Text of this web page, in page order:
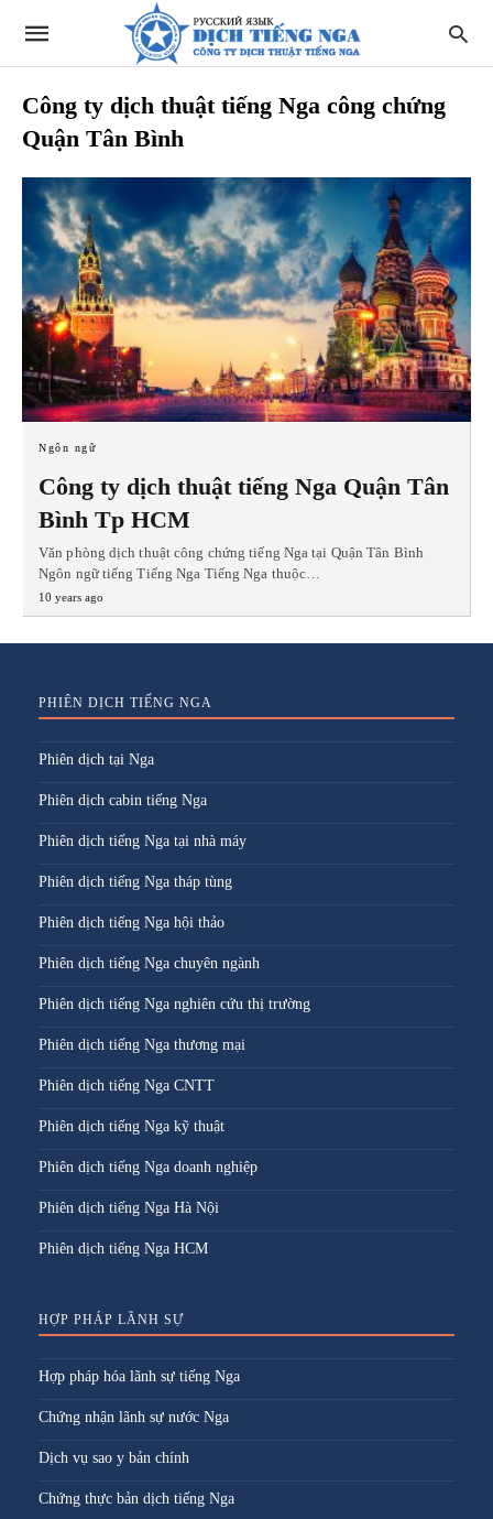
Công ty dịch thuật tiếng Nga công chứng
Quận Tân Bình
Ngôn ngữ
Công ty dịch thuật tiếng Nga Quận Tân
Bình Tp HCM
Văn phòng dịch thuật công chứng tiếng Nga tại Quận Tân Bình
Ngôn ngữ tiếng Tiếng Nga Tiếng Nga thuộc…
10 years ago
PHIÊN DỊCH TIẾNG NGA
Phiên dịch tại Nga
Phiên dịch cabin tiếng Nga
Phiên dịch tiếng Nga tại nhà máy
Phiên dịch tiếng Nga tháp tùng
Phiên dịch tiếng Nga hội thảo
Phiên dịch tiếng Nga chuyên ngành
Phiên dịch tiếng Nga nghiên cứu thị trường
Phiên dịch tiếng Nga thương mại
Phiên dịch tiếng Nga CNTT
Phiên dịch tiếng Nga kỹ thuật
Phiên dịch tiếng Nga doanh nghiệp
Phiên dịch tiếng Nga Hà Nội
Phiên dịch tiếng Nga HCM
HỢP PHÁP LÃNH SỰ
Hợp pháp hóa lãnh sự tiếng Nga
Chứng nhận lãnh sự nước Nga
Dịch vụ sao y bản chính
Chứng thực bản dịch tiếng Nga